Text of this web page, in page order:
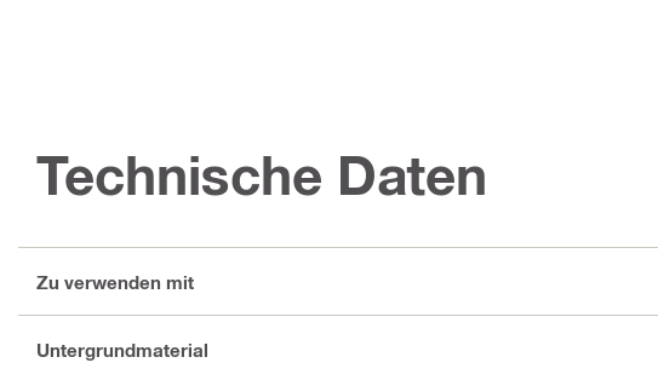
Technische Daten
Zu verwenden mit
Untergrundmaterial